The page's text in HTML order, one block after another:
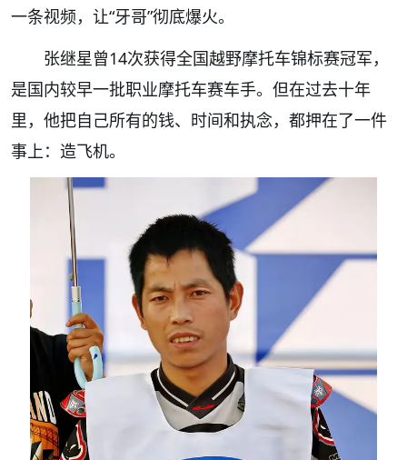
一条视频，让“牙哥”彻底爆火。
张继星曾14次获得全国越野摩托车锦标赛冠军，
是国内较早一批职业摩托车赛车手。但在过去十年
里，他把自己所有的钱、时间和执念，都押在了一件
事上：造飞机。